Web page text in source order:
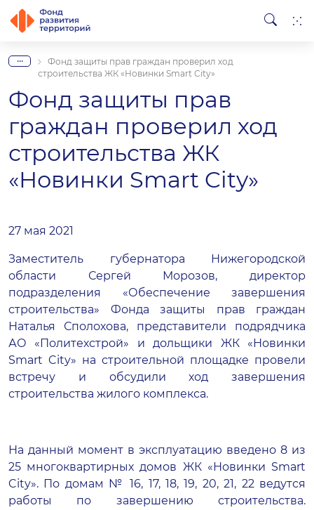
...
Фонд защиты прав граждан проверил ход
строительства ЖК «Новинки Smart City»
Фонд защиты прав
граждан проверил ход
строительства ЖК
«Новинки Smart City»
27 мая 2021
Заместитель губернатора Нижегородской
области Сергей Морозов, директор
подразделения «Обеспечение завершения
строительства» Фонда защиты прав граждан
Наталья Сполохова, представители подрядчика
АО «Политехстрой» и дольщики ЖК «Новинки
Smart City» на строительной площадке провели
встречу и обсудили ход завершения
строительства жилого комплекса.
На данный момент в эксплуатацию введено 8 из
25 многоквартирных домов ЖК «Новинки Smart
City». По домам № 16, 17, 18, 19, 20, 21, 22 ведутся
работы по завершению строительства.